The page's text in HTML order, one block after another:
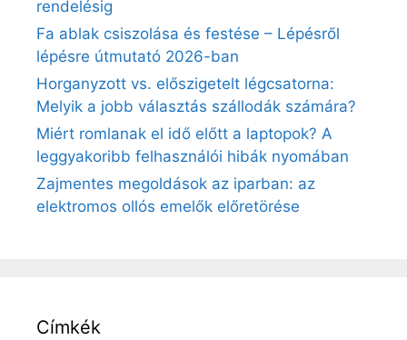
rendelésig
Fa ablak csiszolása és festése – Lépésről
lépésre útmutató 2026-ban
Horganyzott vs. előszigetelt légcsatorna:
Melyik a jobb választás szállodák számára?
Miért romlanak el idő előtt a laptopok? A
leggyakoribb felhasználói hibák nyomában
Zajmentes megoldások az iparban: az
elektromos ollós emelők előretörése
Címkék